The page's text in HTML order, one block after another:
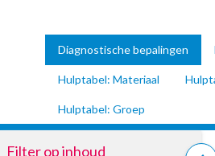
Diagnostische bepalingen
Hulptabel: Materiaal
Hulptabel: Groep
Filter op inhoud